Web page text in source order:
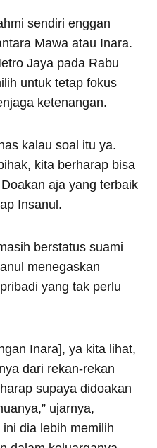
sendiri enggan
Mawa atau Inara.
Jaya pada Rabu
untuk tetap fokus
ketenangan.
kalau soal itu ya.
kita berharap bisa
aja yang terbaik
Insanul.
berstatus suami
menegaskan
yang tak perlu
Inara], ya kita lihat,
dari rekan-rekan
supaya didoakan
ujarnya,
dia lebih memilih